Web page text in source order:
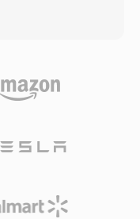
ィオとともに格
テレビ配信の
利用するIPTV
構造、幅広いコ
イブ放送チェ
ィオ規格とな
く使用されて
ネルサラウンド
また、専用のセ